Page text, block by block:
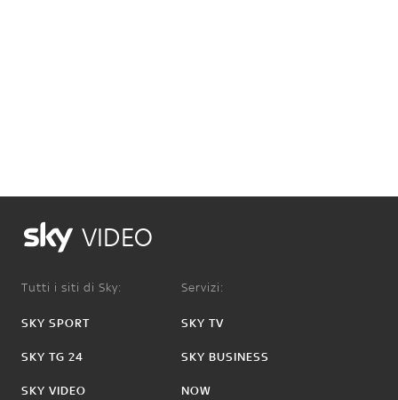
VIDEO
Tutti i siti di Sky:
SKY SPORT
SKY TG 24
SKY VIDEO
Servizi:
SKY TV
SKY BUSINESS
NOW